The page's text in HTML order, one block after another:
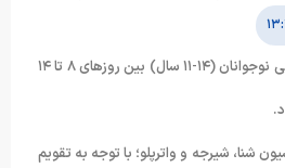
مسابقات قهرمانی شنا رده سنی نوجوانان (۱۴-۱۱ سال) بین روزهای ۸ تا ۱۴
شنا، شیرجه و واترپلو؛ با توجه به تقویم